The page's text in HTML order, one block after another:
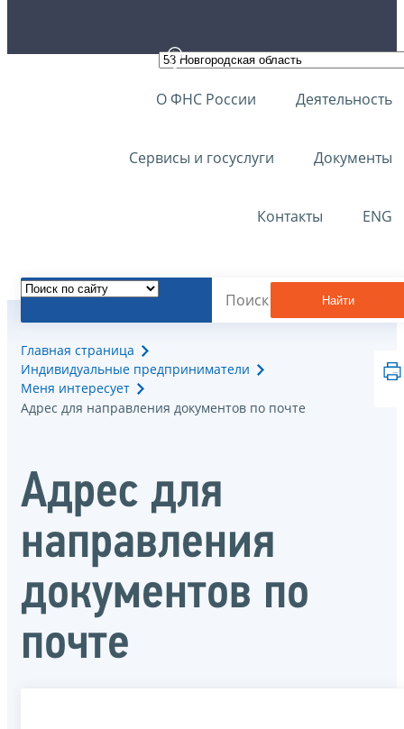
О ФНС России Деятельность
Сервисы и госуслуги Документы
Контакты ENG
Найти
Главная страница
Индивидуальные предприниматели
Меня интересует
Адрес для направления документов по почте
Адрес для
направления
документов по
почте